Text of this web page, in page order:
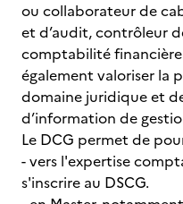
ou collaborateur de
et d’audit, contrôleur
comptabilité
également valoriser la
domaine juridique et
d’information de
Le DCG permet de
- vers l'expertise
s'inscrire au DSCG.